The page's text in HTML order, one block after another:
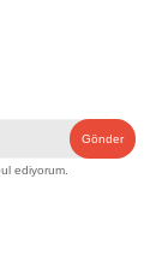
Gönder
ediyorum.